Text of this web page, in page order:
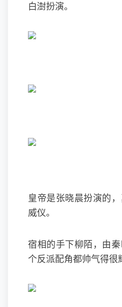
白澍扮演。
皇帝是张晓晨扮演的
威仪。
宿相的手下柳陌，由
个反派配角都帅气得很